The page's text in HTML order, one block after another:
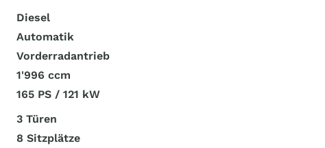
Diesel
Automatik
Vorderradantrieb
1'996 ccm
165 PS / 121 kW
3 Türen
8 Sitzplätze